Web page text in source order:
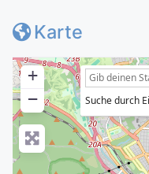
Karte
+
−
Suche durch